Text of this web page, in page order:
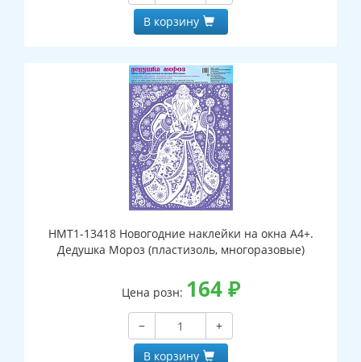
В корзину
НМТ1-13418 Новогодние наклейки на окна А4+.
Дедушка Мороз (пластизоль, многоразовые)
Цена розн: 164₽
−
+
В корзину